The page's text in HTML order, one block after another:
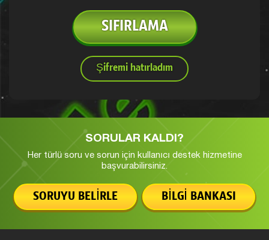
SIFIRLAMA
Şifremi hatırladım
SORULAR KALDI?
Her türlü soru ve sorun için kullanıcı destek hizmetine
başvurabilirsiniz.
SORUYU BELIRLE BILGI BANKASI